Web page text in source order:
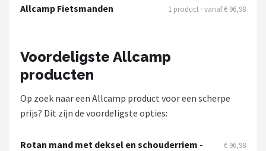
New Looxs
BBB Cycling
Allcamp Fietsmanden 1 product · vanaf € 96,98
Voordeligste Allcamp
producten
Op zoek naar een Allcamp product voor een scherpe
prijs? Dit zijn de voordeligste opties:
Rotan mand met deksel en schouderriem -
€ 96,98